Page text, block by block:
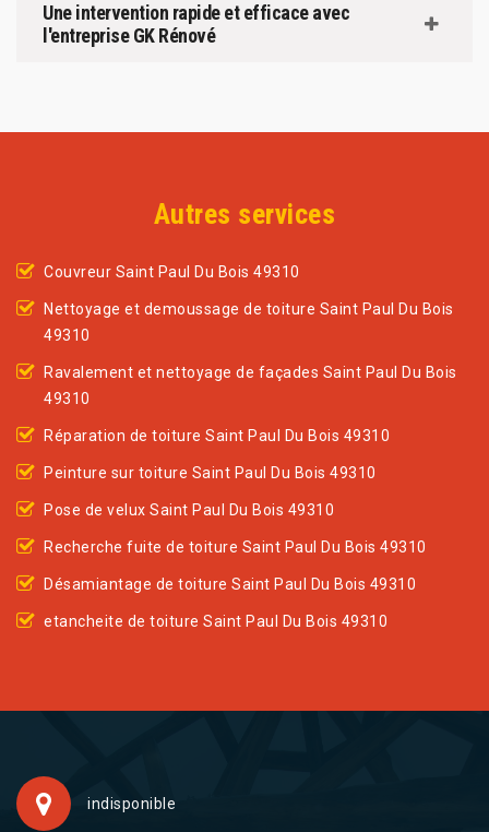
Une intervention rapide et efficace avec
l'entreprise GK Rénové
Autres services
Couvreur Saint Paul Du Bois 49310
Nettoyage et demoussage de toiture Saint Paul Du Bois
49310
Ravalement et nettoyage de façades Saint Paul Du Bois
49310
Réparation de toiture Saint Paul Du Bois 49310
Peinture sur toiture Saint Paul Du Bois 49310
Pose de velux Saint Paul Du Bois 49310
Recherche fuite de toiture Saint Paul Du Bois 49310
Désamiantage de toiture Saint Paul Du Bois 49310
etancheite de toiture Saint Paul Du Bois 49310
indisponible